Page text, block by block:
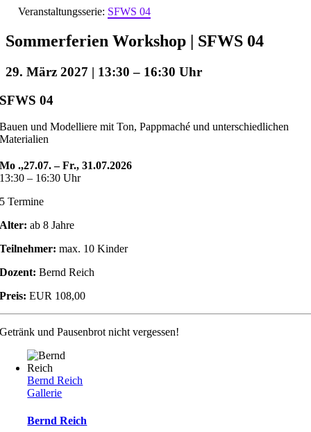
Veranstaltungsserie: SFWS 04
Sommerferien Workshop | SFWS 04
29. März 2027 | 13:30 – 16:30
SFWS 04
Bauen und Modelliere mit Ton, Pappmaché und unterschiedlichen
Materialien
Mo .,27.07. – Fr., 31.07.2026
13:30 – 16:30 Uhr
5 Termine
Alter: ab 8 Jahre
Teilnehmer: max. 10 Kinder
Dozent: Bernd Reich
Preis: EUR 108,00
Getränk und Pausenbrot nicht vergessen!
Bernd Reich
Gallerie
Bernd Reich